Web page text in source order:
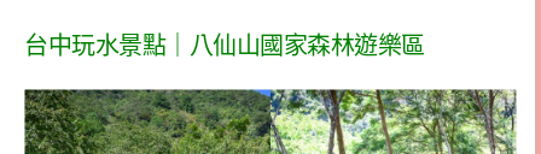
台中玩水景點｜八仙山國家森林遊樂區